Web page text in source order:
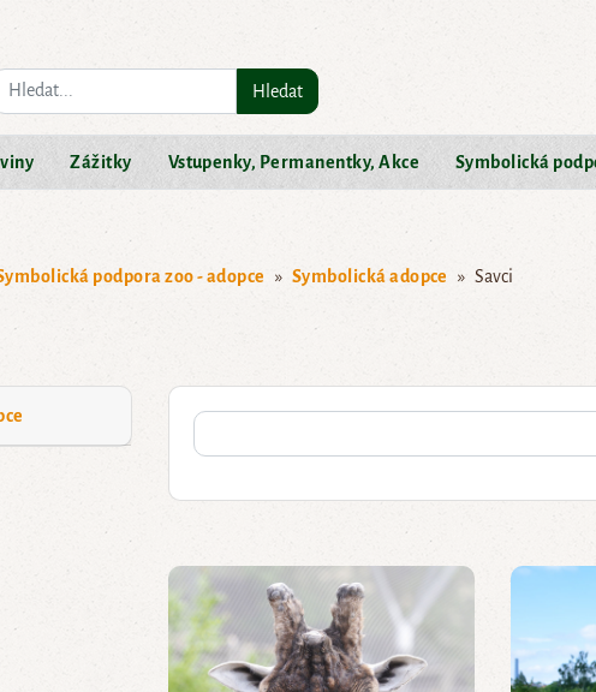
hledáte? Hledat
Zážitky Vstupenky, Permanentky, Akce Symbolická
podpora zoo - adopce Symbolická adopce Savci